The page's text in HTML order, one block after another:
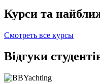
Курси та
Cмотреть все курсы
Відгуки